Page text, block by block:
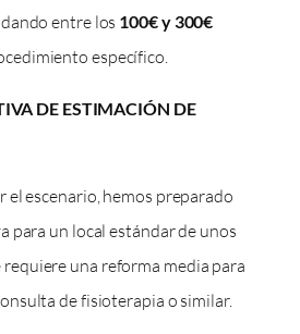
entre los 100€ y 300€
específico.
DE ESTIMACIÓN DE
el escenario, hemos preparado
para un local estándar de unos
requiere una reforma media para
de fisioterapia o similar.